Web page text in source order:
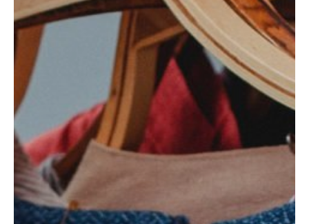
ΠΑΝΤΕΛΟΝΙΑ
ΜΠΟΥΦΑΝ
ΠΑΛΤΟ
ΣΑΚΑΚΙΑ
ΚΟΣΤΟΥΜΙΑ
GALLERY